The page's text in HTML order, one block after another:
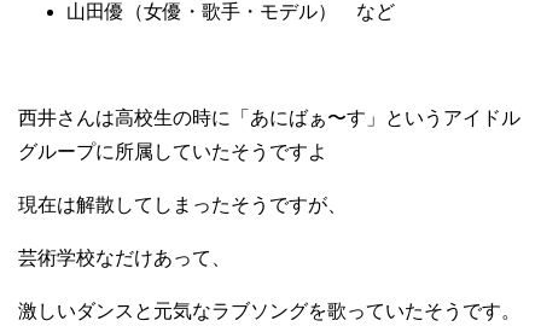
山田優（女優・歌手・モデル） など
西井さんは高校生の時に「あにばぁ〜す」というアイドル
グループに所属していたそうですよ
現在は解散してしまったそうですが、
芸術学校なだけあって、
激しいダンスと元気なラブソングを歌っていたそうです。